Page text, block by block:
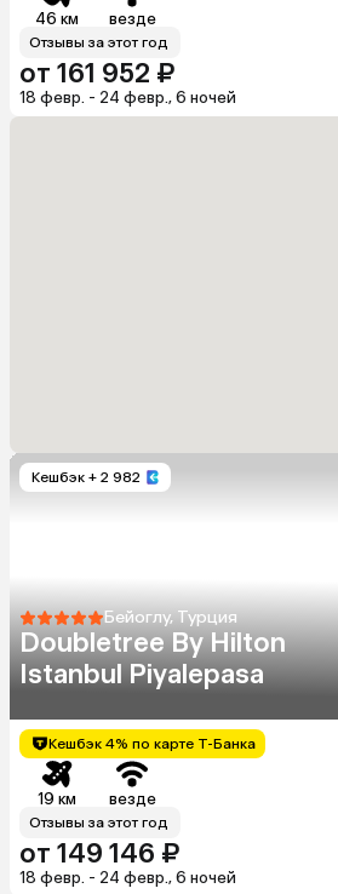
46 км везде
Отзывы за этот год
от 161 952 ₽
18 февр. - 24 февр., 6 ночей
Кешбэк + 2 982
Бейоглу, Турция
Doubletree By Hilton
Istanbul Piyalepasa
Кешбэк 4% по карте Т-Банка
19 км везде
Отзывы за этот год
от 149 146 ₽
18 февр. - 24 февр., 6 ночей